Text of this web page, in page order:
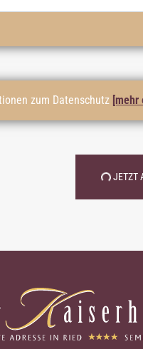
zum Datenschutz [mehr
JETZT